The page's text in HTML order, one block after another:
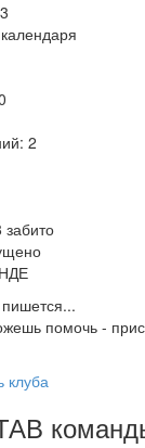
2
помочь -
клуба